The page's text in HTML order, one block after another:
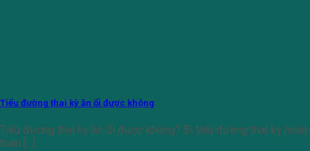
Tiểu đường thai kỳ ăn ổi được không
Tiểu đường thai kỳ ăn ổi được không? Bị tiểu đường thai kỳ hoàn
toàn [...]